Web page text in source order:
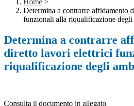
Home >
Determina a contrarre affidamento
funzionali alla riqualificazione
Determina a contrarre
diretto lavori elettrici
riqualificazione degli
Consulta il documento in allegato